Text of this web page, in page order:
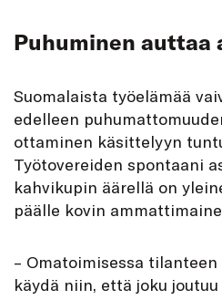
Puhuminen auttaa
Suomalaista työelämää
edelleen
ottaminen käsittelyyn
Työtovereiden spontaani
kahvikupin äärellä on
päälle kovin
– Omatoimisessa
käydä niin, että joku